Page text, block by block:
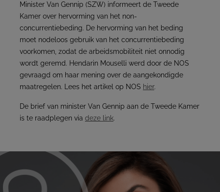
Minister Van Gennip (SZW) informeert de Tweede
Kamer over hervorming van het non-
concurrentiebeding. De hervorming van het beding
moet nodeloos gebruik van het concurrentiebeding
voorkomen, zodat de arbeidsmobiliteit niet onnodig
wordt geremd. Hendarin Mouselli werd door de NOS
gevraagd om haar mening over de aangekondigde
maatregelen. Lees het artikel op NOS hier.
De brief van minister Van Gennip aan de Tweede Kamer
is te raadplegen via deze link.